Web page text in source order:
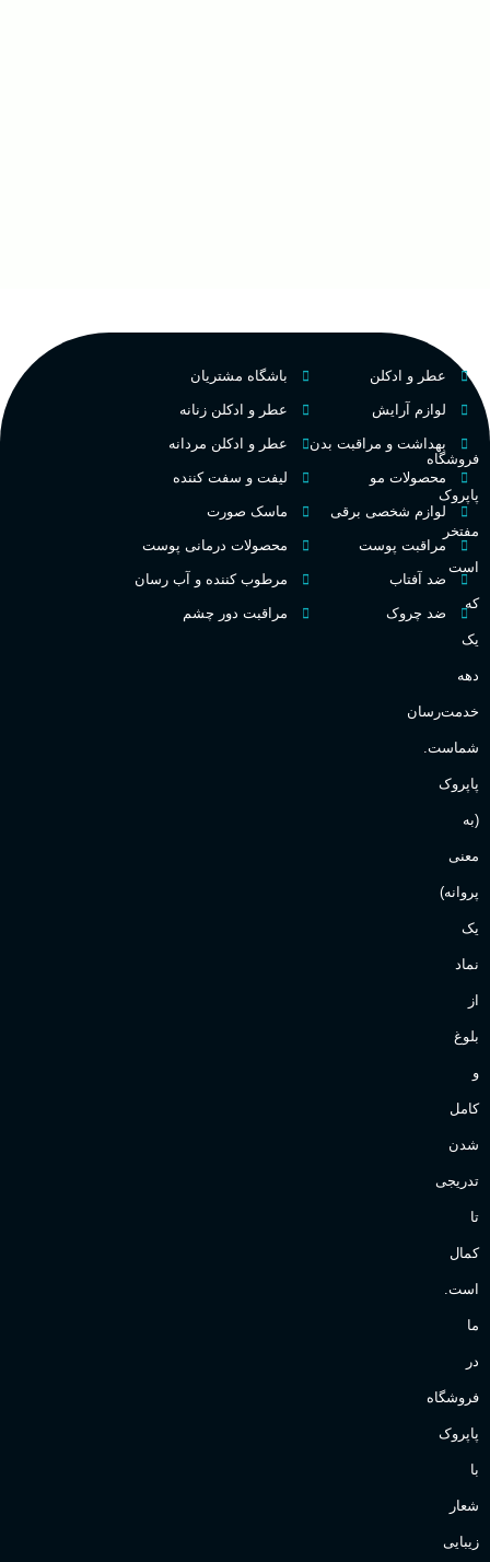
فروشگاه
پاپروک
مفتخر
است
که
یک
دهه
خدمت‌رسان
شماست.
پاپروک
(به
معنی
پروانه)
یک
نماد
از
بلوغ
و
کامل
شدن
تدریجی
تا
کمال
است.
ما
در
فروشگاه
پاپروک
با
شعار
زیبایی
عطر و ادکلن
لوازم آرایش
بهداشت و مراقبت بدن
محصولات مو
لوازم شخصی برقی
مراقبت پوست
ضد آفتاب
ضد چروک
باشگاه مشتریان
عطر و ادکلن زنانه
عطر و ادکلن مردانه
لیفت و سفت کننده
ماسک صورت
محصولات درمانی پوست
مرطوب کننده و آب رسان
مراقبت دور چشم